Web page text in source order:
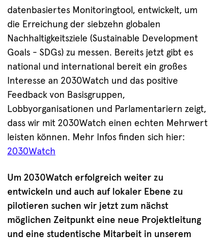
datenbasiertes Monitoringtool, entwickelt, um
die Erreichung der siebzehn globalen
Nachhaltigkeitsziele (Sustainable Development
Goals - SDGs) zu messen. Bereits jetzt gibt es
national und international bereit ein großes
Interesse an 2030Watch und das positive
Feedback von Basisgruppen,
Lobbyorganisationen und Parlamentariern zeigt,
dass wir mit 2030Watch einen echten Mehrwert
leisten können. Mehr Infos finden sich hier:
2030Watch
Um 2030Watch erfolgreich weiter zu
entwickeln und auch auf lokaler Ebene zu
pilotieren suchen wir jetzt zum nächst
möglichen Zeitpunkt eine neue Projektleitung
und eine studentische Mitarbeit in unserem